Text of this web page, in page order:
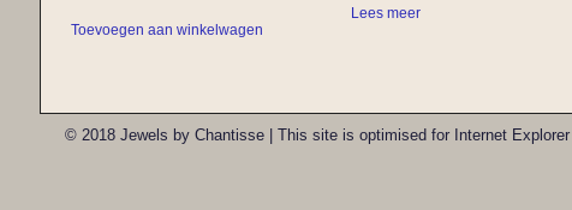
Toevoegen aan winkelwagen
Lees meer
© 2018 Jewels by Chantisse | This site is optimised for Internet